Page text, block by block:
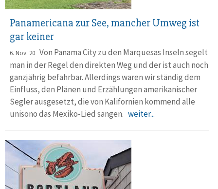
Panamericana zur See, mancher Umweg ist
gar keiner
6. Nov. 20 Von Panama City zu den Marquesas Inseln segelt
man in der Regel den direkten Weg und der ist auch noch
ganzjährig befahrbar. Allerdings waren wir ständig dem
Einfluss, den Plänen und Erzählungen amerikanischer
Segler ausgesetzt, die von Kalifornien kommend alle
unisono das Mexiko-Lied sangen. weiter...